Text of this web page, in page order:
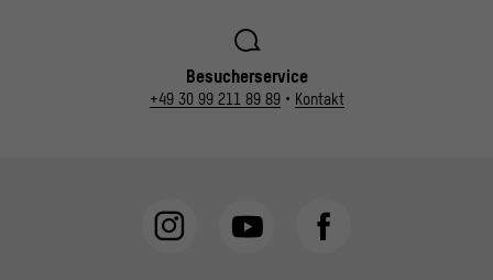
Besucherservice
+49 30 99 211 89 89• Kontakt